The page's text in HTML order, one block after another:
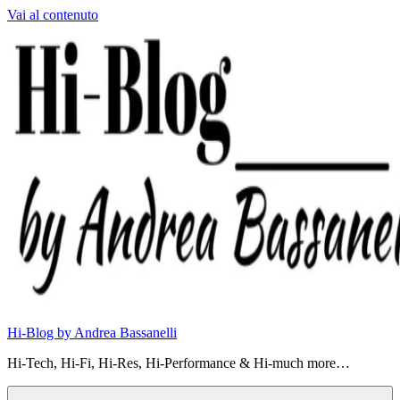
Vai al contenuto
Hi-Blog by Andrea Bassanelli
Hi-Tech, Hi-Fi, Hi-Res, Hi-Performance & Hi-much more…